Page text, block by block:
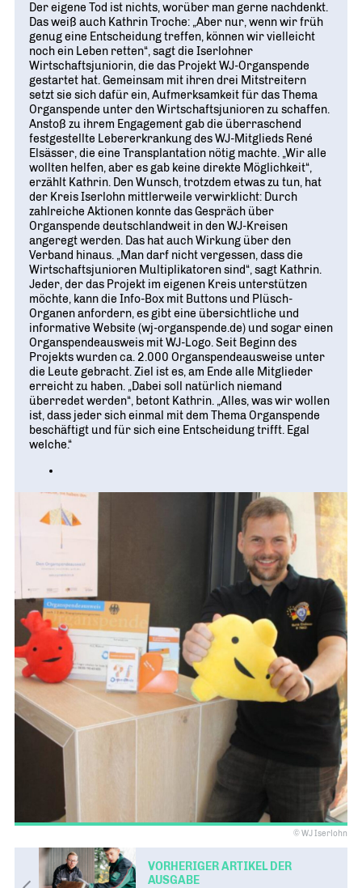
© WJ Iserlohn
Der eigene Tod ist nichts, worüber man gerne nachdenkt.
Das weiß auch Kathrin Troche: „Aber nur, wenn wir früh
genug eine Entscheidung treffen, können wir vielleicht
noch ein Leben retten“, sagt die Iserlohner
Wirtschaftsjuniorin, die das Projekt WJ-Organspende
gestartet hat. Gemeinsam mit ihren drei Mitstreitern
setzt sie sich dafür ein, Aufmerksamkeit für das Thema
Organspende unter den Wirtschaftsjunioren zu schaffen.
Anstoß zu ihrem Engagement gab die überraschend
festgestellte Lebererkrankung des WJ-Mitglieds René
Elsässer, die eine Transplantation nötig machte. „Wir alle
wollten helfen, aber es gab keine direkte Möglichkeit“,
erzählt Kathrin. Den Wunsch, trotzdem etwas zu tun, hat
der Kreis Iserlohn mittlerweile verwirklicht: Durch
zahlreiche Aktionen konnte das Gespräch über
Organspende deutschlandweit in den WJ-Kreisen
angeregt werden. Das hat auch Wirkung über den
Verband hinaus. „Man darf nicht vergessen, dass die
Wirtschaftsjunioren Multiplikatoren sind“, sagt Kathrin.
Jeder, der das Projekt im eigenen Kreis unterstützen
möchte, kann die Info-Box mit Buttons und Plüsch-
Organen anfordern, es gibt eine übersichtliche und
informative Website (wj-organspende.de) und sogar einen
Organspendeausweis mit WJ-Logo. Seit Beginn des
Projekts wurden ca. 2.000 Organspendeausweise unter
die Leute gebracht. Ziel ist es, am Ende alle Mitglieder
erreicht zu haben. „Dabei soll natürlich niemand
überredet werden“, betont Kathrin. „Alles, was wir wollen
ist, dass jeder sich einmal mit dem Thema Organspende
beschäftigt und für sich eine Entscheidung trifft. Egal
welche.“
VORHERIGER ARTIKEL DER
AUSGABE